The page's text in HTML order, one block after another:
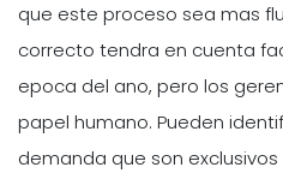
que este proceso sea mas
correcto tendra en cuenta
epoca del ano, pero los
papel humano. Pueden
demanda que son